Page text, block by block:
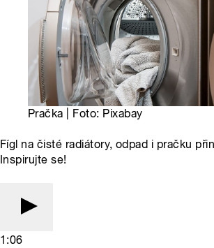
Pračka | Foto: Pixabay
Fígl na čisté radiátory, odpad i pračku
Inspirujte se!
1:06